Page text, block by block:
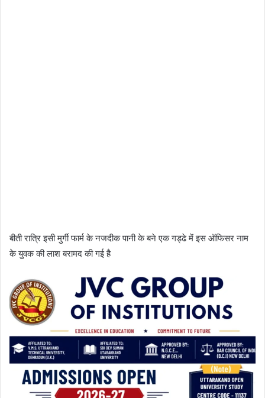
बीती रात्रि इसी मुर्गी फार्म के नजदीक पानी के बने एक गड्ढे में इस ऑफिसर नाम
के युवक की लाश बरामद की गई है